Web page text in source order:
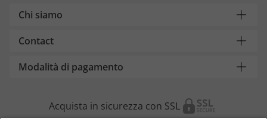
Chi siamo
Contact
Modalità di pagamento
Acquista in sicurezza con SSL